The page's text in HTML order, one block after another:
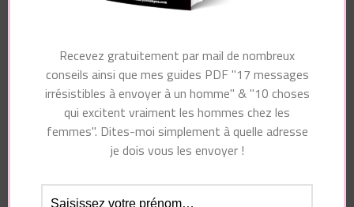
Navigation
Article précédent
10 Idées De SMS Pour
MON AMOUR
Article suivant
SORTI UN LIVRE
Recevez gratuitement par mail de nombreux
conseils ainsi que mes guides PDF "17 messages
irrésistibles à envoyer à un homme" & "10 choses
qui excitent vraiment les hommes chez les
femmes". Dites-moi simplement à quelle adresse
je dois vous les envoyer !